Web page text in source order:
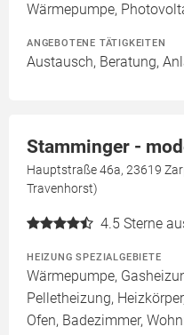
Wärmepumpe,
ANGEBOTENE TÄTIGKEITEN
Austausch, Beratung,
Stamminger -
Hauptstraße 46a, 23619
Travenhorst)
4.5 Sterne
HEIZUNG SPEZIALGEBIETE
Wärmepumpe,
Pelletheizung,
Ofen, Badezimmer,